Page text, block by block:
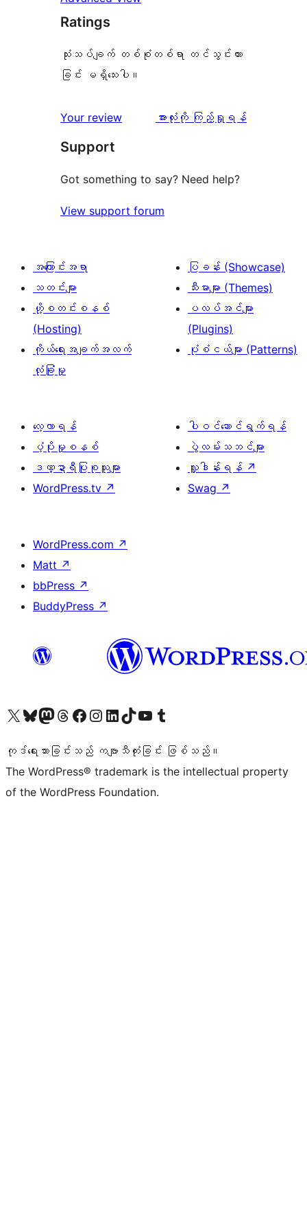
Ratings
သုံးသပ်ချက် တစ်စုံတစ်ရာ တင်သွင်းထား
ခြင်း မရှိသေးပါ။
Your review
သုံးသပ်
အားလုံးကို ကြည့်ရှုရန်
Support
Got something to say? Need help?
View support forum
အကြောင်းအရာ
သတင်းများ
ဟို့စတင်းစနစ်
(Hosting)
ကိုယ်ရေးအချက်အလက်
လုံခြုံမှု
ပြခန်း (Showcase)
သီးမားများ (Themes)
ပလပ်အင်များ
(Plugins)
ပုံစံငယ်များ (Patterns)
လေ့လာရန်
ပံ့ပိုးမှုစနစ်
ဒဏ္ဍာရီပြုစုသူများ
WordPress.tv ↗
ပါဝင်ဆောင်ရွက်ရန်
ပွဲလမ်းသဘင်များ
လှူဒါန်းရန် ↗
Swag ↗
WordPress.com ↗
Matt ↗
bbPress ↗
BuddyPress ↗
ကျွန်ုပ်တို့၏ X (ယခင် Twitter) အကောင့်သို့ သွားရောက်ကြည့်ရှုပါကျွန်ုပ်တို့၏ Bluesky အကောင့်သို့ ဝင်ရောက်ကြည့်ရှုရန်
ကျွန်ုပ်တို့၏ Mastodon အကောင့်သို့ သွားရောက်ကြည့်ရှုပါကျွန်ုပ်တို့၏ Threads အကောင့်သို့ ဝင်ရောက်ကြည့်ရှုရန်
ကျွန်ုပ်တို့၏ Facebook စာမျက်နှာသို့ သွားရောက်ကြည့်ရှုပါကျွန်ုပ်တို့၏ Instagram အကောင့်သို့ သွားရောက်ကြည့်ရှုပါ ကျွန်ုပ်တို့၏ LinkedIn အကောင့်သို့ သွားရောက်ကြည့်ရှုပါကျွန်ုပ်တို့၏ TikTok အကောင့်သို့ ဝင်ရောက်ကြည့်ရှုရန်
ကျွန်ုပ်တို့၏ YouTube ချန်နယ်သို့ သွားရောက်ကြည့်ရှုပါ ကျွန်ုပ်တို့၏ Tumblr အကောင့်သို့ ဝင်ရောက်ကြည့်ရှုရန်
ကုဒ်ရေးသားခြင်းသည် ကဗျာသီကုံးခြင်း ဖြစ်သည်။
The WordPress® trademark is the intellectual property
of the WordPress Foundation.